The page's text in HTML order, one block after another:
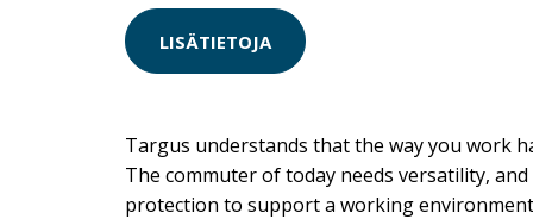
LISÄTIETOJA
Targus understands that the way you work
The commuter of today needs versatility, and
protection to support a working environment